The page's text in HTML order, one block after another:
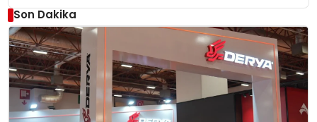
Son Dakika